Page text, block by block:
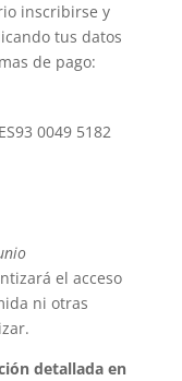
inscribirse y
tus datos
de pago:
0049 5182
el acceso
ni otras
detallada en